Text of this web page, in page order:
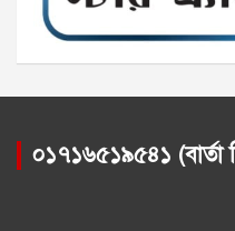
০১৭১৬৫১৯৫৪১ (বার্তা